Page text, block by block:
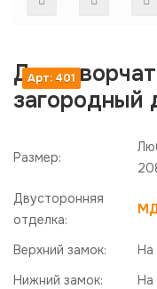
Арт: 401
загородный
Размер:
Двусторонняя
отделка:
Верхний замок:
На
Нижний замок:
На